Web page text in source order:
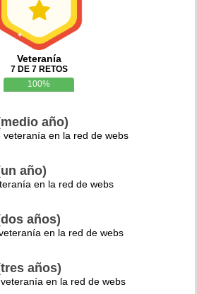
Veteranía
7 DE 7 RETOS
100%
año)
veteranía en la red de webs
año)
en la red de webs
años)
en la red de webs
años)
en la red de webs